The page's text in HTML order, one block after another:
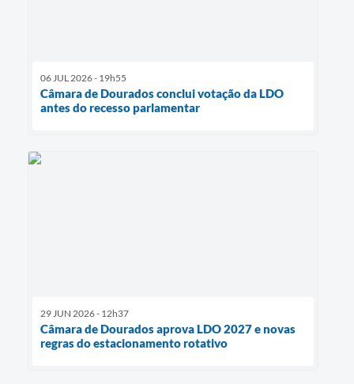
06 JUL 2026 - 19h55
Câmara de Dourados conclui votação da LDO
antes do recesso parlamentar
29 JUN 2026 - 12h37
Câmara de Dourados aprova LDO 2027 e novas
regras do estacionamento rotativo